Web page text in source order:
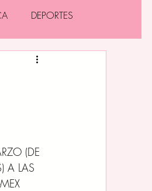
DEPORTES
(DE
A LAS